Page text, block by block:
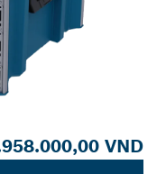
VND